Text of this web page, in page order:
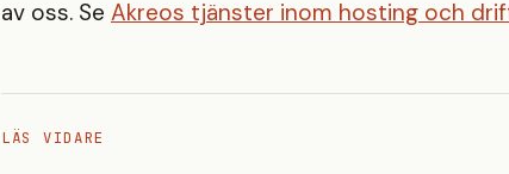
av oss. Se Akreos tjänster inom hosting och
LÄS VIDARE